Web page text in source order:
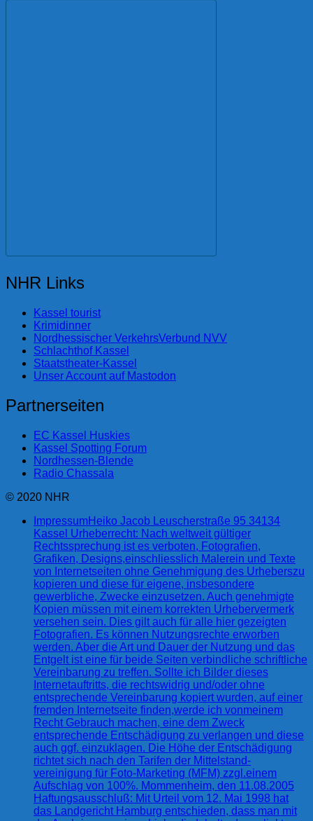
NHR Links
Kassel tourist
Krimidinner
Nordhessischer VerkehrsVerbund NVV
Schlachthof Kassel
Staatstheater-Kassel
Unser Account auf Mastodon
Partnerseiten
EC Kassel Huskies
Kassel Spotting Forum
Nordhessen-Blende
Radio Chassala
© 2020 NHR
ImpressumHeiko Jacob Leuscherstraße 95 34134
Kassel Urheberrecht: Nach weltweit gültiger
Rechtssprechung ist es verboten, Fotografien,
Grafiken, Designs,einschliesslich Malerein und Texte
von Internetseiten ohne Genehmigung des Urheberszu
kopieren und diese für eigene, insbesondere
gewerbliche, Zwecke einzusetzen. Auch genehmigte
Kopien müssen mit einem korrekten Urhebervermerk
versehen sein. Dies gilt auch für alle hier gezeigten
Fotografien. Es können Nutzungsrechte erworben
werden. Aber die Art und Dauer der Nutzung und das
Entgelt ist eine für beide Seiten verbindliche schriftliche
Vereinbarung zu treffen. Sollte ich Bilder dieses
Internetauftritts, die rechtswidrig und/oder ohne
entsprechende Vereinbarung kopiert wurden, auf einer
fremden Internetseite finden,werde ich vonmeinem
Recht Gebrauch machen, eine dem Zweck
entsprechende Entschädigung zu verlangen und diese
auch ggf. einzuklagen. Die Höhe der Entschädigung
richtet sich nach den Tarifen der Mittelstand-
vereinigung für Foto-Marketing (MFM) zzgl.einem
Aufschlag von 100%. Mommenheim, den 11.08.2005
Haftungsausschluß: Mit Urteil vom 12. Mai 1998 hat
das Landgericht Hamburg entschieden, dass man mit